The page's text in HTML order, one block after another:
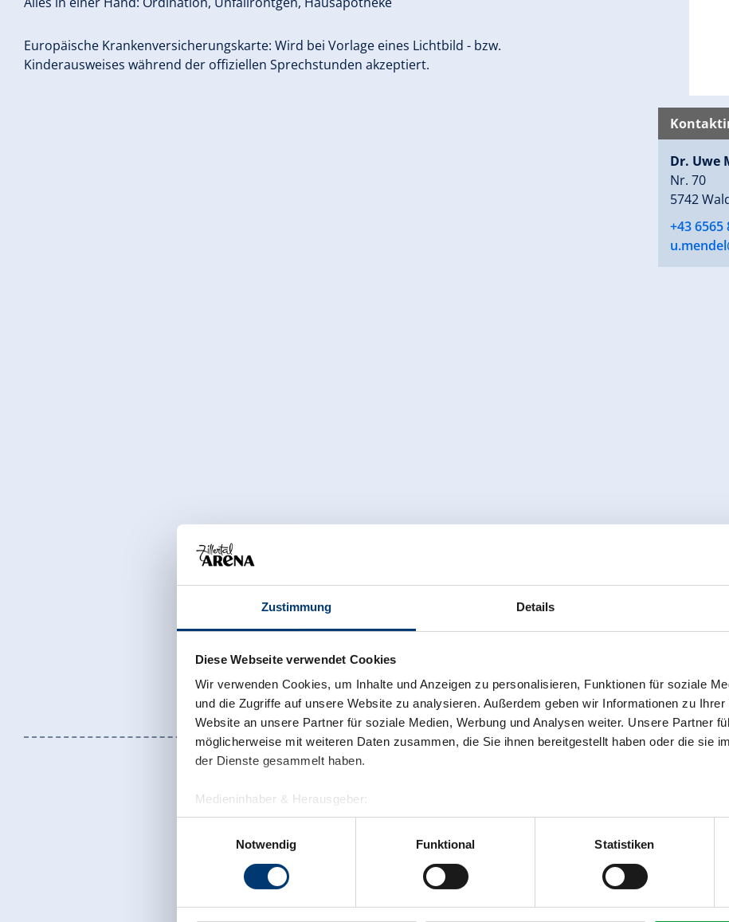
Zustimmung Details
Diese Webseite verwendet Cookies
Wir verwenden Cookies, um Inhalte und Anzeigen zu personalisieren, Funktionen für soziale
und die Zugriffe auf unsere Website zu analysieren. Außerdem geben wir Informationen zu Ihrer
Website an unsere Partner für soziale Medien, Werbung und Analysen weiter. Unsere Partner
möglicherweise mit weiteren Daten zusammen, die Sie ihnen bereitgestellt haben oder die sie
der Dienste gesammelt haben.
Medieninhaber & Herausgeber:
Zeller Bergbahnen Zillertal GmbH & Co KG
Rohr 23// A-6280 Zell am Ziller
www.zillertalarena.com
Notwendig
Funktional Statistiken
Europäische Krankenversicherungskarte: Wird bei Vorlage eines Lichtbild - bzw.
Kinderausweises während der offiziellen Sprechstunden akzeptiert.
Dr. Uwe
Nr. 70
5742
+43 6565
Zurück zur Übersicht
Jetzt für den newsletter anmelden!